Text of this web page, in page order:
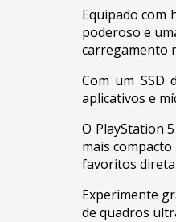
Equipado com
poderoso e
carregamento
Com um SSD
aplicativos e
O PlayStation
mais
favoritos
Experimente
de quadros